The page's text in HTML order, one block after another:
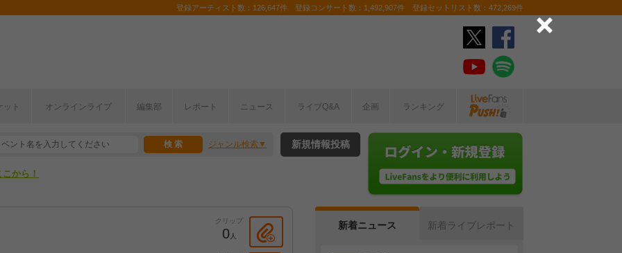
登録アーティスト数：126,647件 登録コンサート数：1,492,907件 登録セットリスト数：472,269件
ット オンラインライブ 編集部 レポート ニュース ライブQ&A 企画 ランキング
ジャンル検索
半期編発表！
から！
新規情報投稿
クリップ
0人
新着ニュース 新着ライブレポート